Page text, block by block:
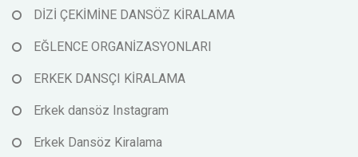
DİZİ ÇEKİMİNE DANSÖZ KİRALAMA
EĞLENCE ORGANİZASYONLARI
ERKEK DANSÇI KİRALAMA
Erkek dansöz Instagram
Erkek Dansöz Kiralama